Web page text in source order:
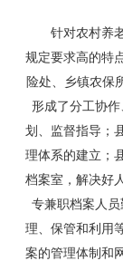
针对农村养老
规定要求高的特
险处、乡镇农保
形成了分工协
划、监督指导；
理体系的建立；
档案室，解决好
专兼职档案人
理、保管和利用
案的管理体制和